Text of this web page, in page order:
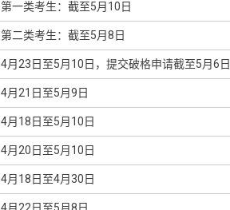
第一类考生：截至5月10日
第二类考生：截至5月8日
4月23日至5月10日，提交破格申请截至5月6日
4月21日至5月9日
4月18日至5月10日
4月20日至5月10日
4月18日至4月30日
4月22日至5月8日